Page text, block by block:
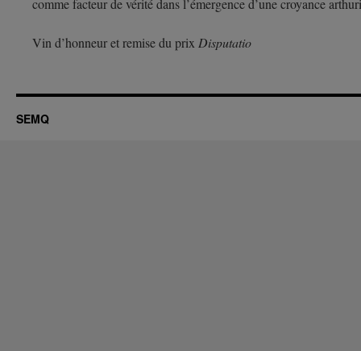
comme facteur de vérité dans l’émergence d’une croyance
Vin d’honneur et remise du prix Disputatio
SEMQ